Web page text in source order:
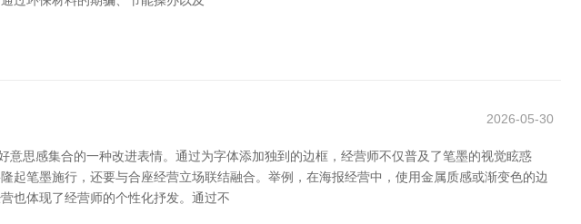
2026-05-30
思感集合的一种改进表情。通过为字体添加独到的边框，经营师不仅普及了笔墨的视觉眩惑
笔墨施行，还要与合座经营立场联结融合。举例，在海报经营中，使用金属质感或渐变色的边
也体现了经营师的个性化抒发。通过不